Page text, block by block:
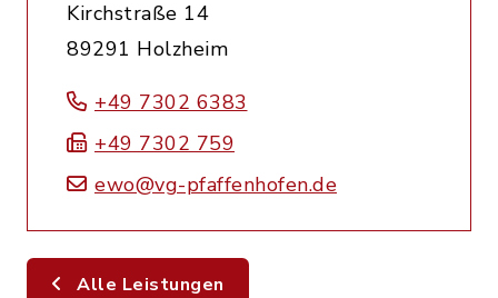
Kirchstraße 14
89291 Holzheim
+49 7302 6383
+49 7302 759
ewo@vg-pfaffenhofen.de
Alle Leistungen